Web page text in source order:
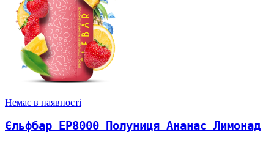
Немає в наявності
Єльфбар EP8000 Полуниця Ананас Лимонад